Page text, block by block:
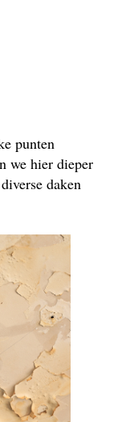
punten
we hier dieper
daken